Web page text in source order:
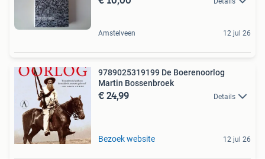
Amstelveen 12 jul 26
9789025319199 De Boerenoorlog
Martin Bossenbroek
€ 24,99 Details
Bezoek website 12 jul 26